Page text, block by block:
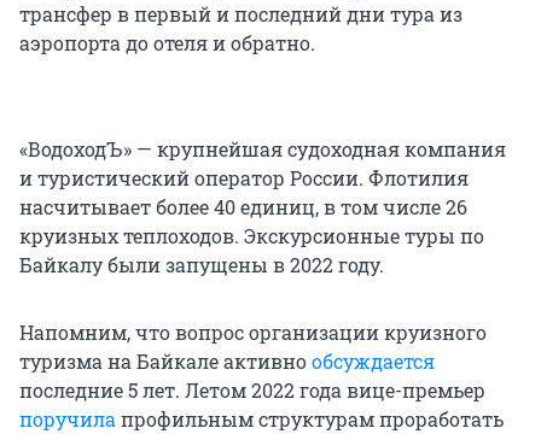
трансфер в первый и последний дни тура из
аэропорта до отеля и обратно.
«ВодоходЪ» — крупнейшая судоходная компания
и туристический оператор России. Флотилия
насчитывает более 40 единиц, в том числе 26
круизных теплоходов. Экскурсионные туры по
Байкалу были запущены в 2022 году.
Напомним, что вопрос организации круизного
туризма на Байкале активнообсуждается
последние 5 лет. Летом 2022 года вице-премьер
поручилапрофильным структурам проработать